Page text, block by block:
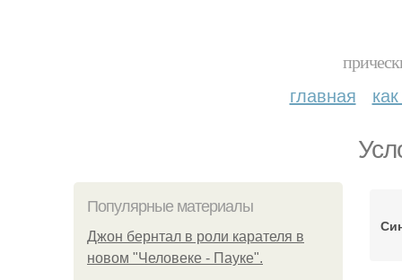
главная
Популярные материалы
Джон бернтал в роли карателя в
новом "Человеке - Пауке".